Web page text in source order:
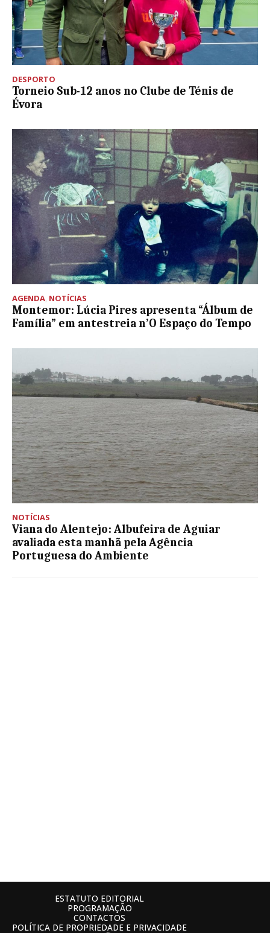
DESPORTO
Torneio Sub-12 anos no Clube de Ténis de
Évora
AGENDA, NOTÍCIAS
Montemor: Lúcia Pires apresenta “Álbum de
Família” em antestreia n’O Espaço do Tempo
NOTÍCIAS
Viana do Alentejo: Albufeira de Aguiar
avaliada esta manhã pela Agência
Portuguesa do Ambiente
ESTATUTO EDITORIAL
PROGRAMAÇÃO
CONTACTOS
POLÍTICA DE PROPRIEDADE E PRIVACIDADE